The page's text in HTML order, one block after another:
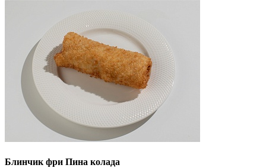
Блинчик фри Пина колада